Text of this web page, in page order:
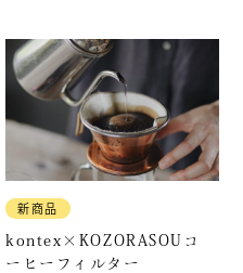
新商品
kontex×KOZORASOUコ
ーヒーフィルター